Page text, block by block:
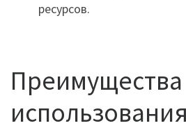
ресурсов.
Преимущества